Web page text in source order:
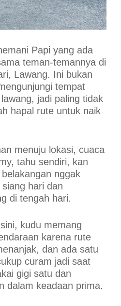
Papi yang ada
teman-temannya di
Lawang. Ini bukan
tempat
jadi paling tidak
hapal rute untuk naik
menuju lokasi, cuaca
tahu sendiri, kan
nggak
hari dan
di tengah hari.
kudu memang
karena rute
dan ada satu
curam jadi saat
gigi satu dan
dalam keadaan prima.